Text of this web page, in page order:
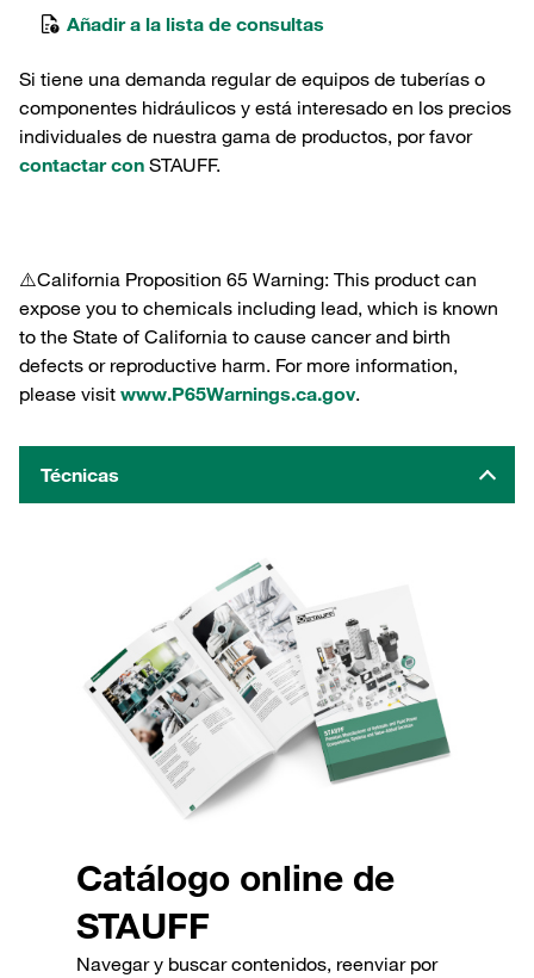
Añadir a la lista de consultas
Si tiene una demanda regular de equipos de tuberías o
componentes hidráulicos y está interesado en los precios
individuales de nuestra gama de productos, por favor
contactar con STAUFF.
⚠️California Proposition 65 Warning: This product can
expose you to chemicals including lead, which is known
to the State of California to cause cancer and birth
defects or reproductive harm. For more information,
please visit www.P65Warnings.ca.gov.
Técnicas
Catálogo online de
STAUFF
Navegar y buscar contenidos, reenviar por